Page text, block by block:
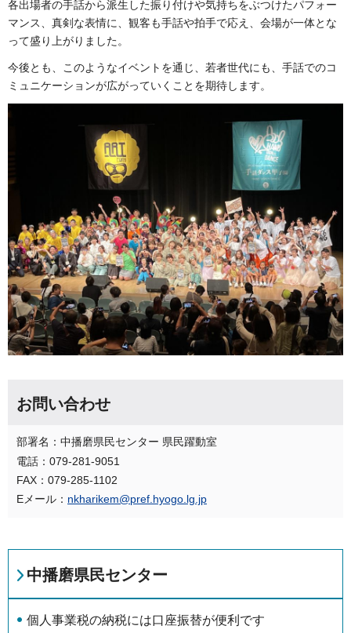
各出場者の手話から派生した振り付けや気持ちをぶつけたパフォー
マンス、真剣な表情に、観客も手話や拍手で応え、会場が一体とな
って盛り上がりました。
今後とも、このようなイベントを通じ、若者世代にも、手話でのコ
ミュニケーションが広がっていくことを期待します。
お問い合わせ
部署名：中播磨県民センター 県民躍動室
電話：079-281-9051
FAX：079-285-1102
Eメール： nkharikem@pref.hyogo.lg.jp
中播磨県民センター
個⼈事業税の納税には口座振替が便利です